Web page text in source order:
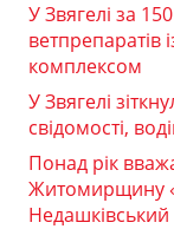
У Звягелі за
комплексом
У Звягелі
свідомості,
Понад рік
Житомирщину
Недашківський